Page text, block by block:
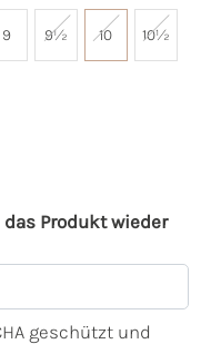
9 9½ 10 10½
Produkt wieder
geschützt und